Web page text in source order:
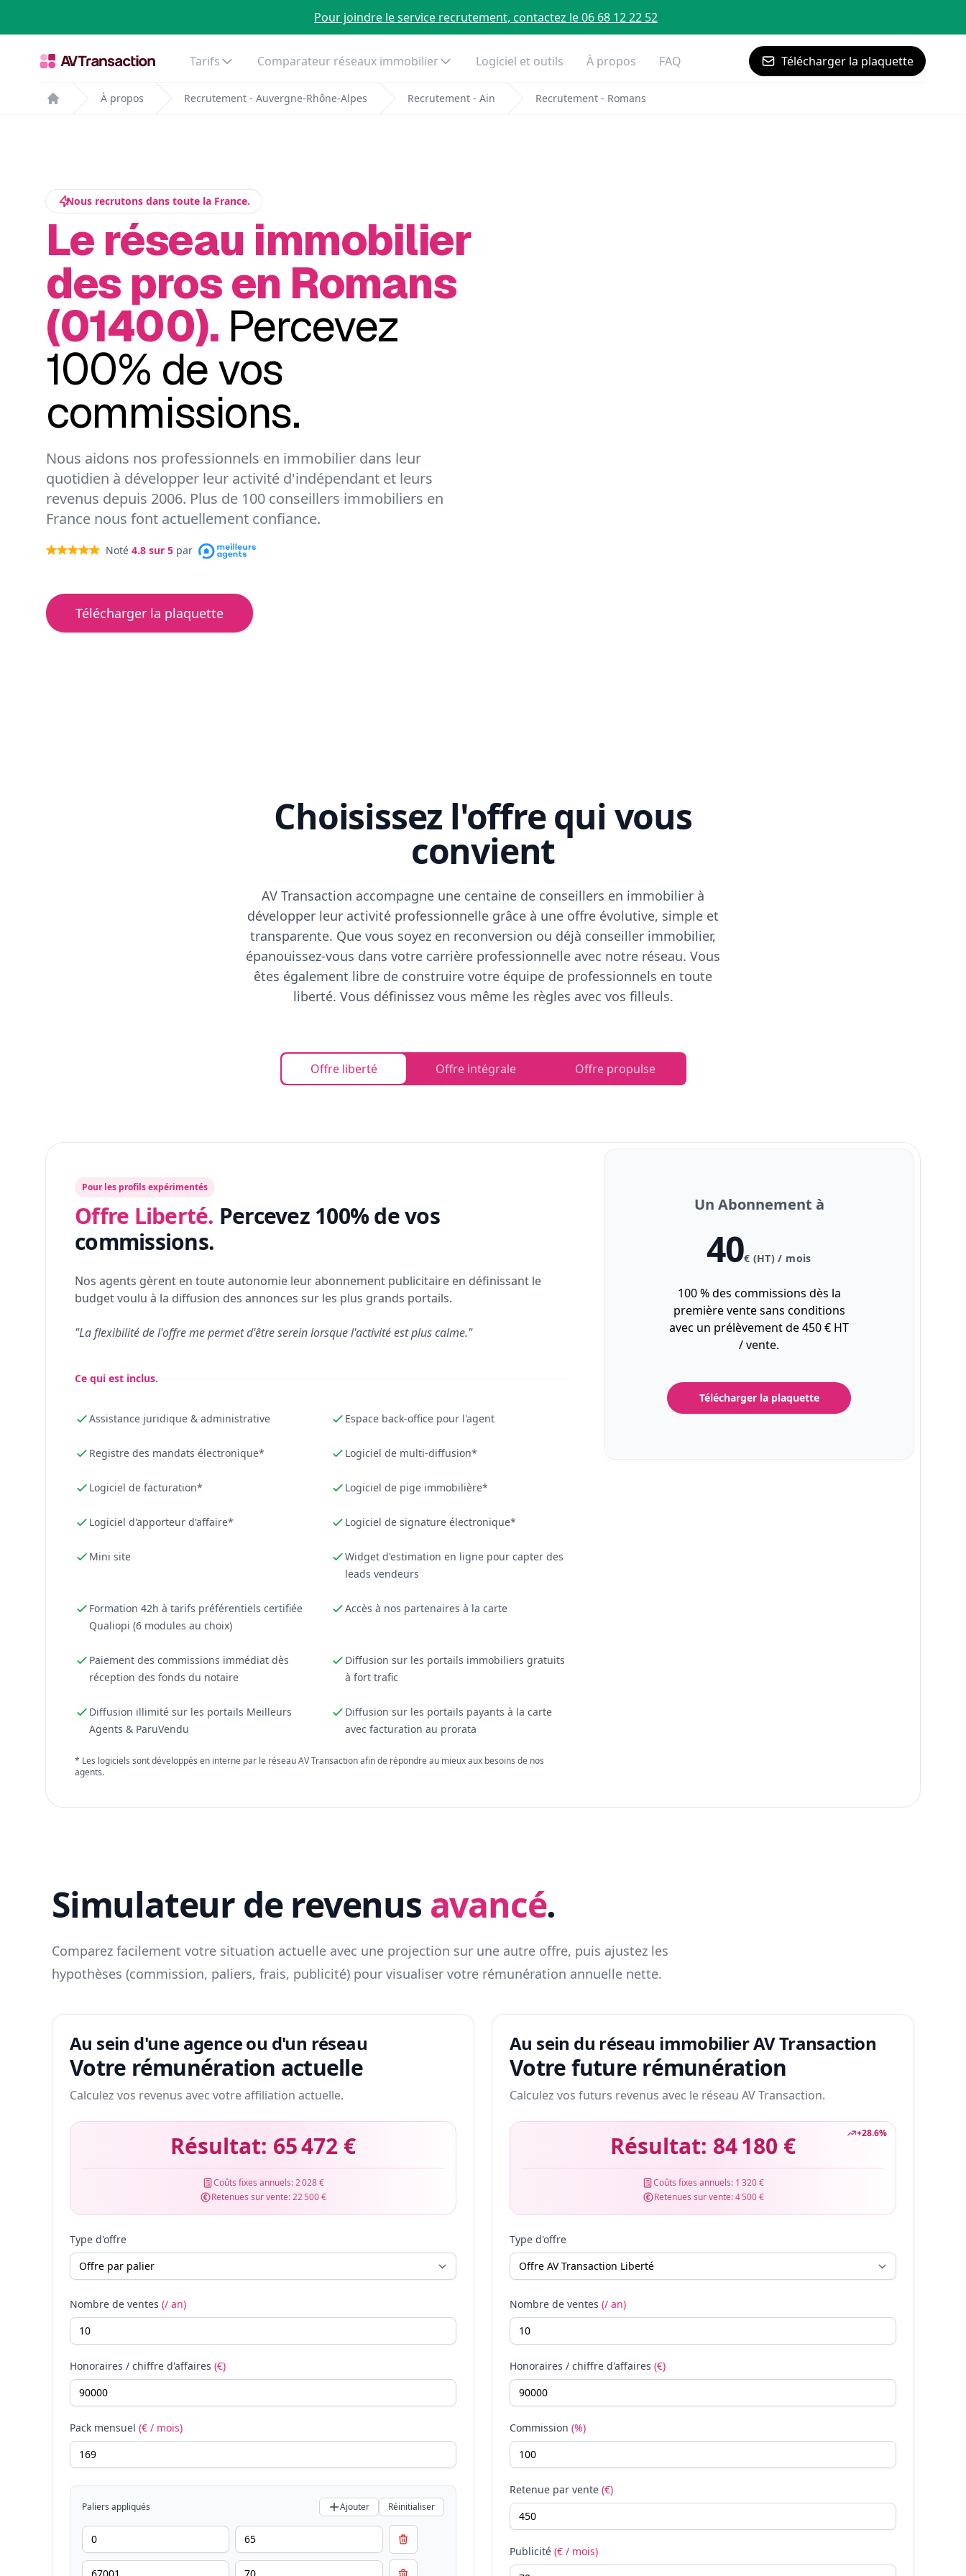
Pour joindre le service recrutement, contactez le 06 68 12 22 52
Tarifs Comparateur réseaux immobilier Logiciel et outils À propos FAQ Télécharger la plaquette
Home
À propos Recrutement - Auvergne-Rhône-Alpes Recrutement - Ain Recrutement - Romans
Nous recrutons dans toute la France.
Le réseau immobilier
des pros en Romans
(01400). Percevez
100% de vos
commissions.
Nous aidons nos professionnels en immobilier dans leur
quotidien à développer leur activité d'indépendant et leurs
revenus depuis 2006. Plus de 100 conseillers immobiliers en
France nous font actuellement confiance.
Noté 4.8 sur 5 par
Télécharger la plaquette
Choisissez l'offre qui vous
convient
AV Transaction accompagne une centaine de conseillers en immobilier à
développer leur activité professionnelle grâce à une offre évolutive, simple et
transparente. Que vous soyez en reconversion ou déjà conseiller immobilier,
épanouissez-vous dans votre carrière professionnelle avec notre réseau. Vous
êtes également libre de construire votre équipe de professionnels en toute
liberté. Vous définissez vous même les règles avec vos filleuls.
Offre liberté Offre intégrale Offre propulse
Pour les profils expérimentés
Offre Liberté. Percevez 100% de vos
commissions.
Nos agents gèrent en toute autonomie leur abonnement publicitaire en définissant le
budget voulu à la diffusion des annonces sur les plus grands portails.
"La flexibilité de l'offre me permet d'être serein lorsque l'activité est plus calme."
Ce qui est inclus.
Assistance juridique & administrative Espace back-office pour l'agent
Registre des mandats électronique* Logiciel de multi-diffusion*
Logiciel de facturation* Logiciel de pige immobilière*
Logiciel d'apporteur d'affaire* Logiciel de signature électronique*
Mini site
Widget d'estimation en ligne pour capter des
leads vendeurs
Formation 42h à tarifs préférentiels certifiée
Qualiopi (6 modules au choix)
Accès à nos partenaires à la carte
Paiement des commissions immédiat dès
réception des fonds du notaire
Diffusion sur les portails immobiliers gratuits
à fort trafic
Diffusion illimité sur les portails Meilleurs
Agents & ParuVendu
Diffusion sur les portails payants à la carte
avec facturation au prorata
* Les logiciels sont développés en interne par le réseau AV Transaction afin de répondre au mieux aux besoins de nos
agents.
Un Abonnement à
40€ (HT) / mois
100 % des commissions dès la
première vente sans conditions
avec un prélèvement de 450 € HT
/ vente.
Télécharger la plaquette
Simulateur de revenus avancé.
Comparez facilement votre situation actuelle avec une projection sur une autre offre, puis ajustez les
hypothèses (commission, paliers, frais, publicité) pour visualiser votre rémunération annuelle nette.
Au sein d'une agence ou d'un réseau
Votre rémunération actuelle
Calculez vos revenus avec votre affiliation actuelle.
Résultat: 65 472 €
Coûts fixes annuels:2 028 €
Retenues sur vente:22 500 €
Type d'offre
Nombre de ventes (/ an)
Honoraires / chiffre d'affaires (€)
Pack mensuel (€ / mois)
Paliers appliqués Ajouter Réinitialiser
Au sein du réseau immobilier AV Transaction
Votre future rémunération
Calculez vos futurs revenus avec le réseau AV Transaction.
+28.6%
Résultat: 84 180 €
Coûts fixes annuels: 1 320 €
Retenues sur vente:4 500 €
Type d'offre
Nombre de ventes (/ an)
Honoraires / chiffre d'affaires (€)
Commission (%)
Retenue par vente (€)
Publicité (€ / mois)